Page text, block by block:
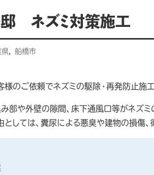
ネズミ対策施工
県,
船橋市
のご依頼でネズミの駆除・再発防止施工
部や外壁の隙間、床下通風口等がネズミ
しては、糞尿による悪臭や建物の損傷、